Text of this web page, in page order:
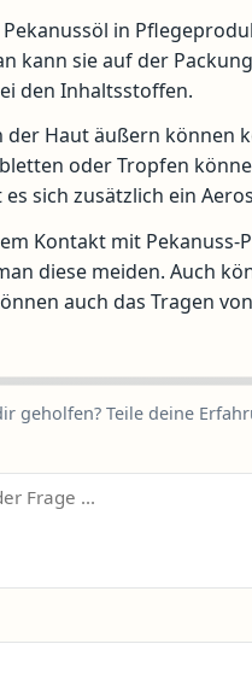
in
kann sie auf der
den Inhaltsstoffen.
der Haut äußern
oder Tropfen
sich zusätzlich ein
Kontakt mit Pekanuss-
diese meiden. Auch
auch das Tragen
geholfen? Teile deine